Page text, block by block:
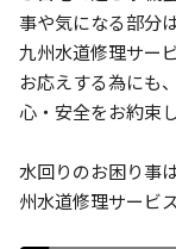
事や気になる部分
九州水道修理サー
お応えする為にも
心・安全をお約束
水回りのお困り事
州水道修理サービ